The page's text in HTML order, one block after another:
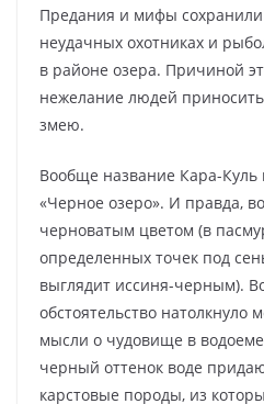
Предания и мифы
неудачных охотниках и
в районе озера. Причиной
нежелание людей
змею.
Вообще название Кара-Куль
«Черное озеро». И правда,
черноватым цветом (в
определенных точек под
выглядит иссиня-черным).
обстоятельство натолкнуло
мысли о чудовище в
черный оттенок воде
карстовые породы, из